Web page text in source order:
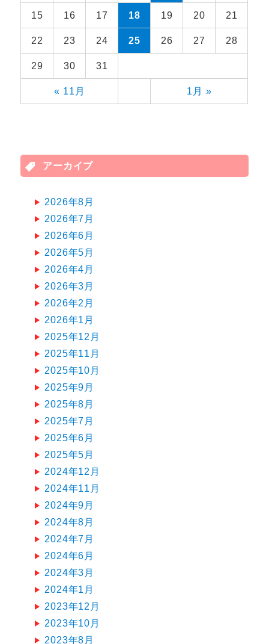
« 11月 1月 »
15 16 17 18 19 20 21
22 23 24 25 26 27 28
29 30 31
アーカイブ
2026年8月
2026年7月
2026年6月
2026年5月
2026年4月
2026年3月
2026年2月
2026年1月
2025年12月
2025年11月
2025年10月
2025年9月
2025年8月
2025年7月
2025年6月
2025年5月
2024年12月
2024年11月
2024年9月
2024年8月
2024年7月
2024年6月
2024年3月
2024年1月
2023年12月
2023年10月
2023年8月